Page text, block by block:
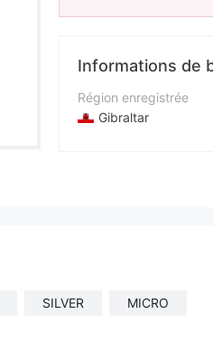
Informations de
Région enregistrée
Gibraltar
SILVER MICRO